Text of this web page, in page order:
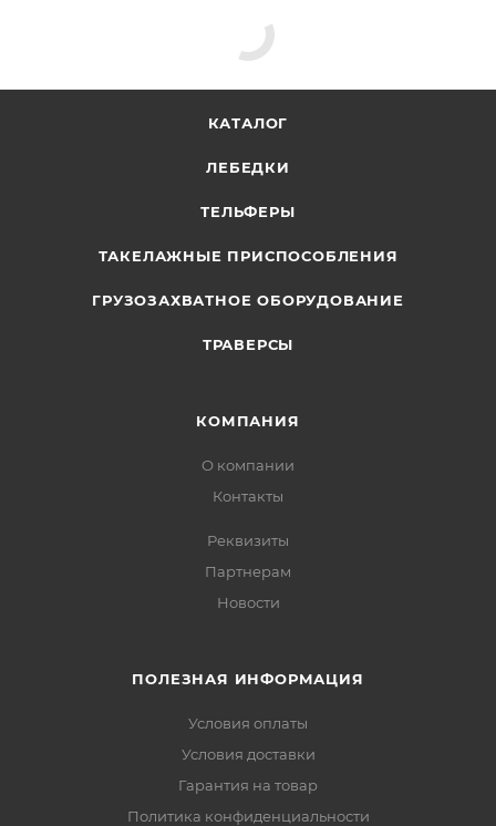
КАТАЛОГ
ЛЕБЕДКИ
ТЕЛЬФЕРЫ
ТАКЕЛАЖНЫЕ ПРИСПОСОБЛЕНИЯ
ГРУЗОЗАХВАТНОЕ ОБОРУДОВАНИЕ
ТРАВЕРСЫ
КОМПАНИЯ
О компании
Контакты
Реквизиты
Партнерам
Новости
ПОЛЕЗНАЯ ИНФОРМАЦИЯ
Условия оплаты
Условия доставки
Гарантия на товар
Политика конфиденциальности